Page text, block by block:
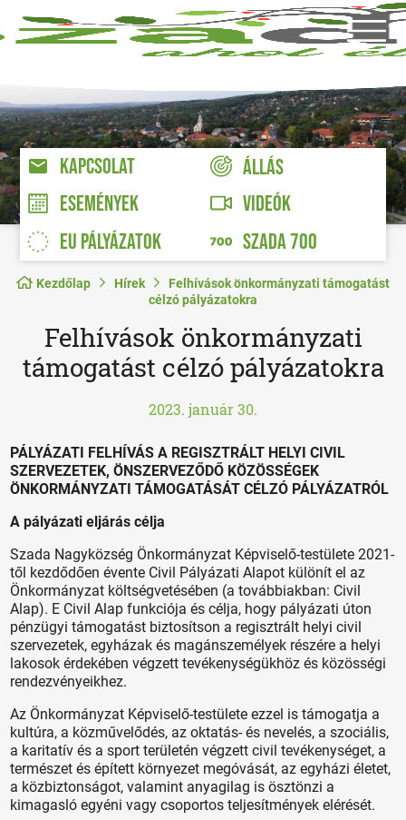
KAPCSOLAT
ÁLLÁS
ESEMÉNYEK
VIDEÓK
EU PÁLYÁZATOK
SZADA 700
Kezdőlap Hírek
Felhívások önkormányzati támogatást
célzó pályázatokra
Felhívások önkormányzati
támogatást célzó pályázatokra
2023. január 30.
PÁLYÁZATI FELHÍVÁS A REGISZTRÁLT HELYI CIVIL
SZERVEZETEK, ÖNSZERVEZŐDŐ KÖZÖSSÉGEK
ÖNKORMÁNYZATI TÁMOGATÁSÁT CÉLZÓ PÁLYÁZATRÓL
A pályázati eljárás célja
Szada Nagyközség Önkormányzat Képviselő-testülete 2021-
től kezdődően évente Civil Pályázati Alapot különít el az
Önkormányzat költségvetésében (a továbbiakban: Civil
Alap). E Civil Alap funkciója és célja, hogy pályázati úton
pénzügyi támogatást biztosítson a regisztrált helyi civil
szervezetek, egyházak és magánszemélyek részére a helyi
lakosok érdekében végzett tevékenységükhöz és közösségi
rendezvényeikhez.
Az Önkormányzat Képviselő-testülete ezzel is támogatja a
kultúra, a közművelődés, az oktatás- és nevelés, a szociális,
a karitatív és a sport területén végzett civil tevékenységet, a
természet és épített környezet megóvását, az egyházi életet,
a közbiztonságot, valamint anyagilag is ösztönzi a
kimagasló egyéni vagy csoportos teljesítmények elérését.